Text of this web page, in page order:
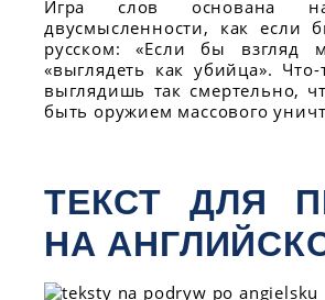
Игра слов основана
двусмысленности, как если
русском: «Если бы взгляд
«выглядеть как убийца».
выглядишь так смертельно,
быть оружием массового
ТЕКСТ ДЛЯ
НА